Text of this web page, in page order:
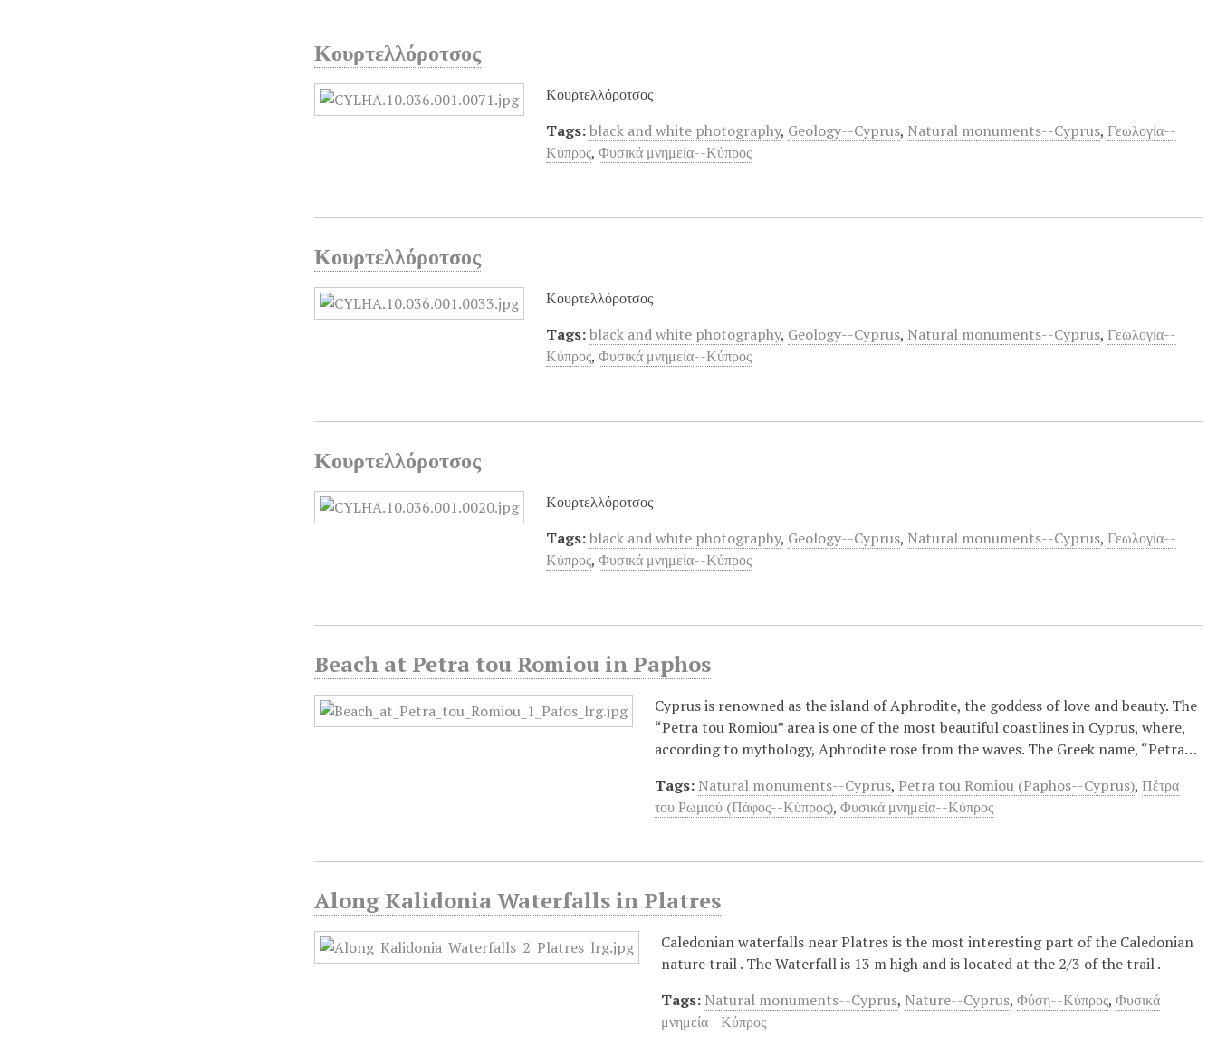
Κουρτελλόροτσος
Κουρτελλόροτσος
Tags: black and white photography, Geology--Cyprus, Natural monuments--Cyprus,Γεωλογία--
Κύπρος,Φυσικά μνημεία--Κύπρος
Κουρτελλόροτσος
Κουρτελλόροτσος
Tags: black and white photography, Geology--Cyprus, Natural monuments--Cyprus,Γεωλογία--
Κύπρος,Φυσικά μνημεία--Κύπρος
Κουρτελλόροτσος
Κουρτελλόροτσος
Tags: black and white photography, Geology--Cyprus, Natural monuments--Cyprus,Γεωλογία--
Κύπρος,Φυσικά μνημεία--Κύπρος
Beach at Petra tou Romiou in Paphos
Cyprus is renowned as the island of Aphrodite, the goddess of love and beauty. The
“Petra tou Romiou” area is one of the most beautiful coastlines in Cyprus, where,
according to mythology, Aphrodite rose from the waves. The Greek name, “Petra…
Tags: Natural monuments--Cyprus, Petra tou Romiou (Paphos--Cyprus),Πέτρα
του Ρωμιού (Πάφος--Κύπρος),Φυσικά μνημεία--Κύπρος
Along Kalidonia Waterfalls in Platres
Caledonian waterfalls near Platres is the most interesting part of the Caledonian
nature trail . The Waterfall is 13 m high and is located at the 2/3 of the trail .
Tags: Natural monuments--Cyprus, Nature--Cyprus,Φύση--Κύπρος,Φυσικά
μνημεία--Κύπρος